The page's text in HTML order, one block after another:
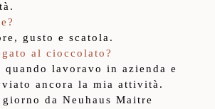
gusto e scatola.
al cioccolato?
lavoravo in azienda e
ancora la mia attività.
da Neuhaus Maitre